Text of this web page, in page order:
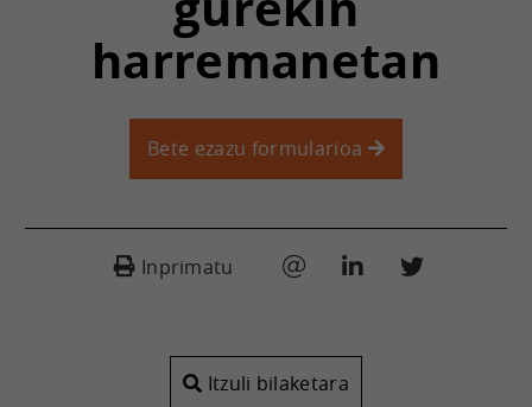
harremanetan
Bete ezazu formularioa
Inprimatu
Itzuli bilaketara